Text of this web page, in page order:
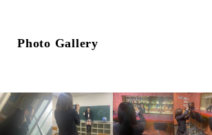
Photo Gallery